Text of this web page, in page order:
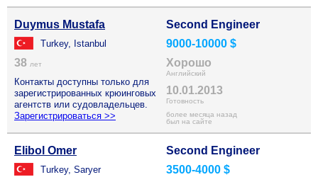
Duymus Mustafa
Turkey, Istanbul
38 лет
Контакты доступны только для
зарегистрированных крюинговых
агентств или судовладельцев.
Зарегистрироваться >>
Second Engineer
9000-10000 $
Хорошо
Английский
10.01.2013
Готовность
более месяца назад
был на сайте
Elibol Omer
Turkey, Saryer
Second Engineer
3500-4000 $